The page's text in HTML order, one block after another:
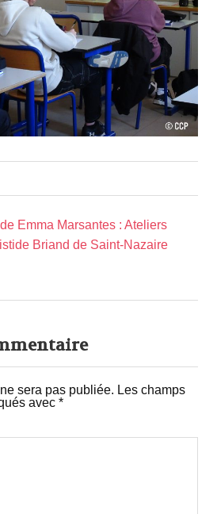
Emma Marsantes : Ateliers
Briand de Saint-Nazaire
sera pas publiée. Les champs
avec *